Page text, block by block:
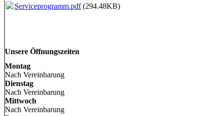
Serviceprogramm.pdf(294.48KB)
Unsere Öffnungszeiten
Montag
Nach Vereinbarung
Dienstag
Nach Vereinbarung
Mittwoch
Nach Vereinbarung